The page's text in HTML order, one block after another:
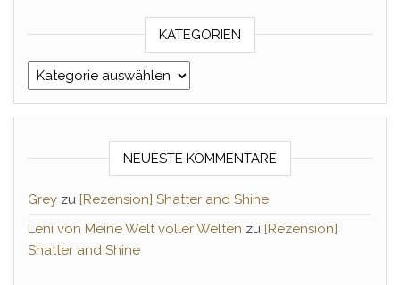
KATEGORIEN
Kategorien
NEUESTE KOMMENTARE
Grey zu [Rezension] Shatter and Shine
Leni von Meine Welt voller Welten zu [Rezension]
Shatter and Shine